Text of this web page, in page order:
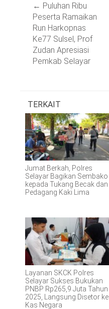
navigation
← Puluhan Ribu
Peserta Ramaikan
Run Harkopnas
Ke77 Sulsel, Prof
Zudan Apresiasi
Pemkab Selayar
TERKAIT
Jumat Berkah, Polres
Selayar Bagikan Sembako
kepada Tukang Becak dan
Pedagang Kaki Lima
Layanan SKCK Polres
Selayar Sukses Bukukan
PNBP Rp265,9 Juta Tahun
2025, Langsung Disetor ke
Kas Negara